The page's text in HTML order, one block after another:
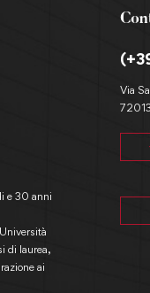
e 30 anni
di laurea,
ai
Via